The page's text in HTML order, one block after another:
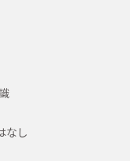
なし